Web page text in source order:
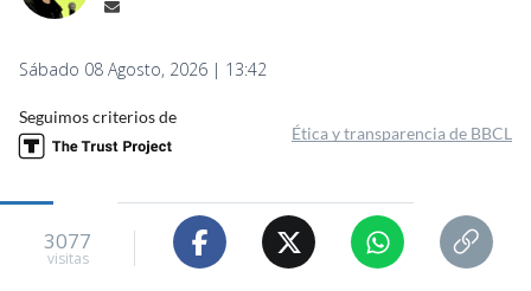
Sábado 08 Agosto, 2026 | 13:42
Seguimos criterios de
Ética y transparencia de BBCL
3077
visitas